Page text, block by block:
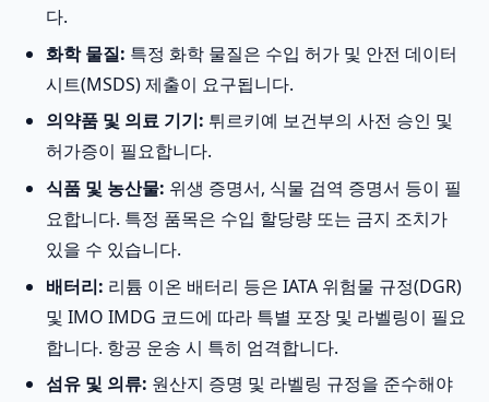
다.
화학 물질: 특정 화학 물질은 수입 허가 및 안전 데이터
시트(MSDS) 제출이 요구됩니다.
의약품 및 의료 기기: 튀르키예 보건부의 사전 승인 및
허가증이 필요합니다.
식품 및 농산물: 위생 증명서, 식물 검역 증명서 등이 필
요합니다. 특정 품목은 수입 할당량 또는 금지 조치가
있을 수 있습니다.
배터리: 리튬 이온 배터리 등은 IATA 위험물 규정(DGR)
및 IMO IMDG 코드에 따라 특별 포장 및 라벨링이 필요
합니다. 항공 운송 시 특히 엄격합니다.
섬유 및 의류: 원산지 증명 및 라벨링 규정을 준수해야